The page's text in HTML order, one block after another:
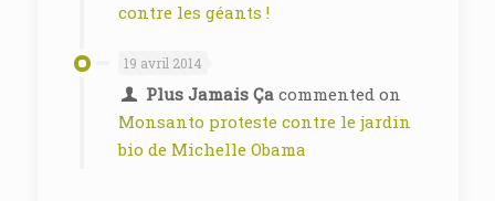
contre les géants !
19 avril 2014
Plus Jamais Çacommented on
Monsanto proteste contre le jardin
bio de Michelle Obama